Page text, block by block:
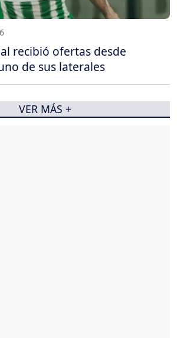
recibió ofertas desde
de sus laterales
VER MÁS +